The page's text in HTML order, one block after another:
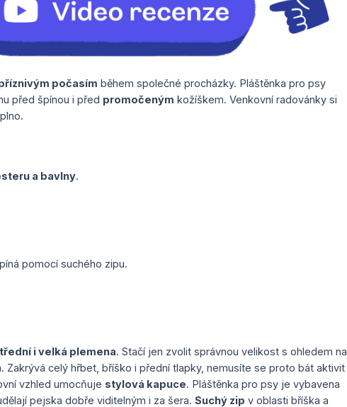
počasím během společné procházky. Pláštěnka pro psy
před špínou i před promočeným kožíškem. Venkovní radovánky si
a bavlny.
pomocí suchého zipu.
i velká plemena. Stačí jen zvolit správnou velikost s ohledem na
Zakrývá celý hřbet, bříško i přední tlapky, nemusíte se proto bát aktivit
vzhled umocňuje stylová kapuce. Pláštěnka pro psy je vybavena
pejska dobře viditelným i za šera. Suchý zip v oblasti bříška a